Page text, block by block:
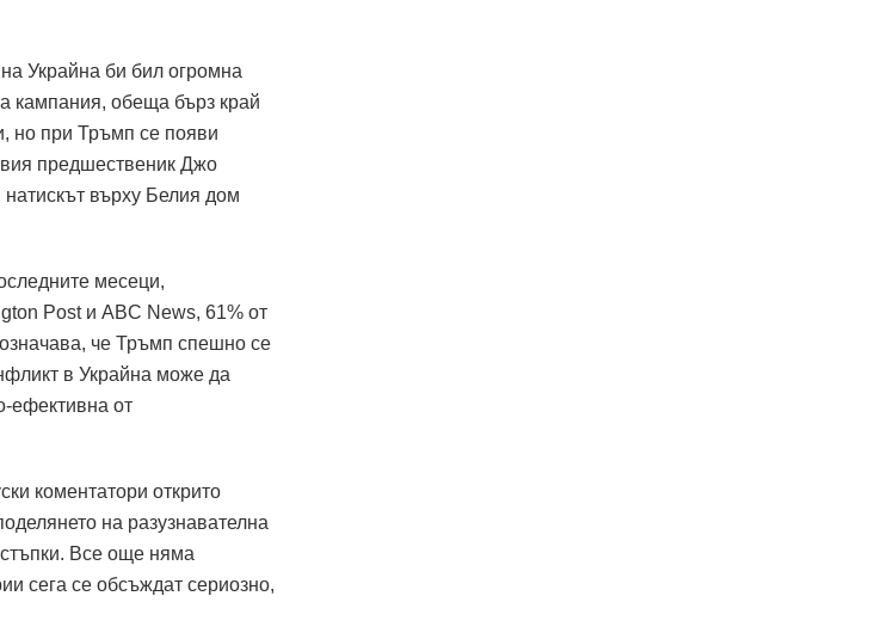
Украйна би бил огромна
кампания, обеща бърз край
но при Тръмп се появи
предшественик Джо
натискът върху Белия дом
месеци,
Post и ABC News, 61% от
че Тръмп спешно се
в Украйна може да
ефективна от
коментатори открито
на разузнавателна
Все още няма
сега се обсъждат сериозно,